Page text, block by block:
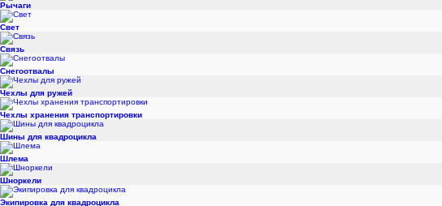
Рычаги
Свет
Связь
Снегоотвалы
Чехлы для ружей
Чехлы хранения транспортировки
Шины для квадроцикла
Шлема
Шноркели
Экипировка для квадроцикла